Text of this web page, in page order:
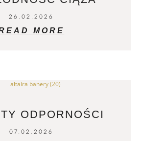
26.02.2026
MORE
ODPORNOŚCI
07.02.2026